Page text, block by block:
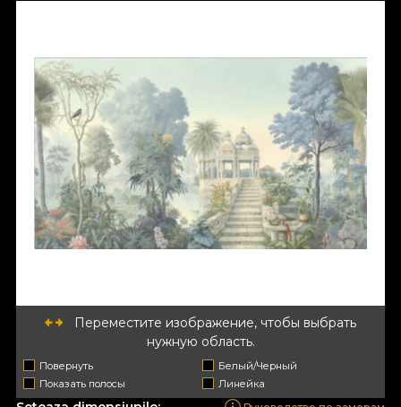
Переместите изображение, чтобы выбрать
нужную область.
Повернуть
Белый/Черный
Показать полосы
Линейка